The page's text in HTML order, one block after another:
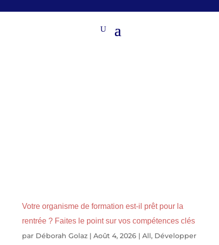
Votre organisme de formation est-il prêt pour la
rentrée ? Faites le point sur vos compétences clés
par Déborah Golaz| Août 4, 2026| All, Développer